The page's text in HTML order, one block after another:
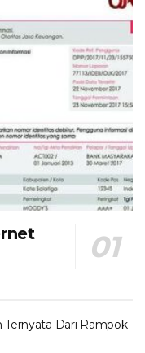
Ternyata Dari Rampok